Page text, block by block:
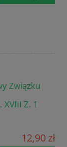
Związku
Z. 1
12,90 zł